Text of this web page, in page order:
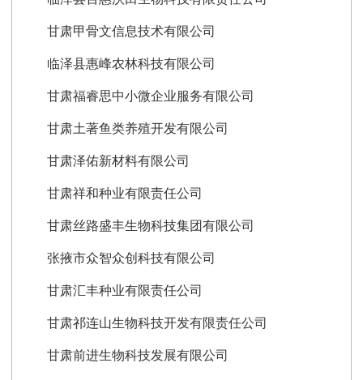
甘肃甲骨文信息技术有限公司
临泽县惠峰农林科技有限公司
甘肃福睿思中小微企业服务有限公司
甘肃土著鱼类养殖开发有限公司
甘肃泽佑新材料有限公司
甘肃祥和种业有限责任公司
甘肃丝路盛丰生物科技集团有限公司
张掖市众智众创科技有限公司
甘肃汇丰种业有限责任公司
甘肃祁连山生物科技开发有限责任公司
甘肃前进生物科技发展有限公司